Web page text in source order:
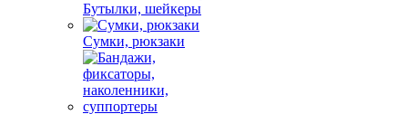
Бутылки, шейкеры
Сумки, рюкзаки